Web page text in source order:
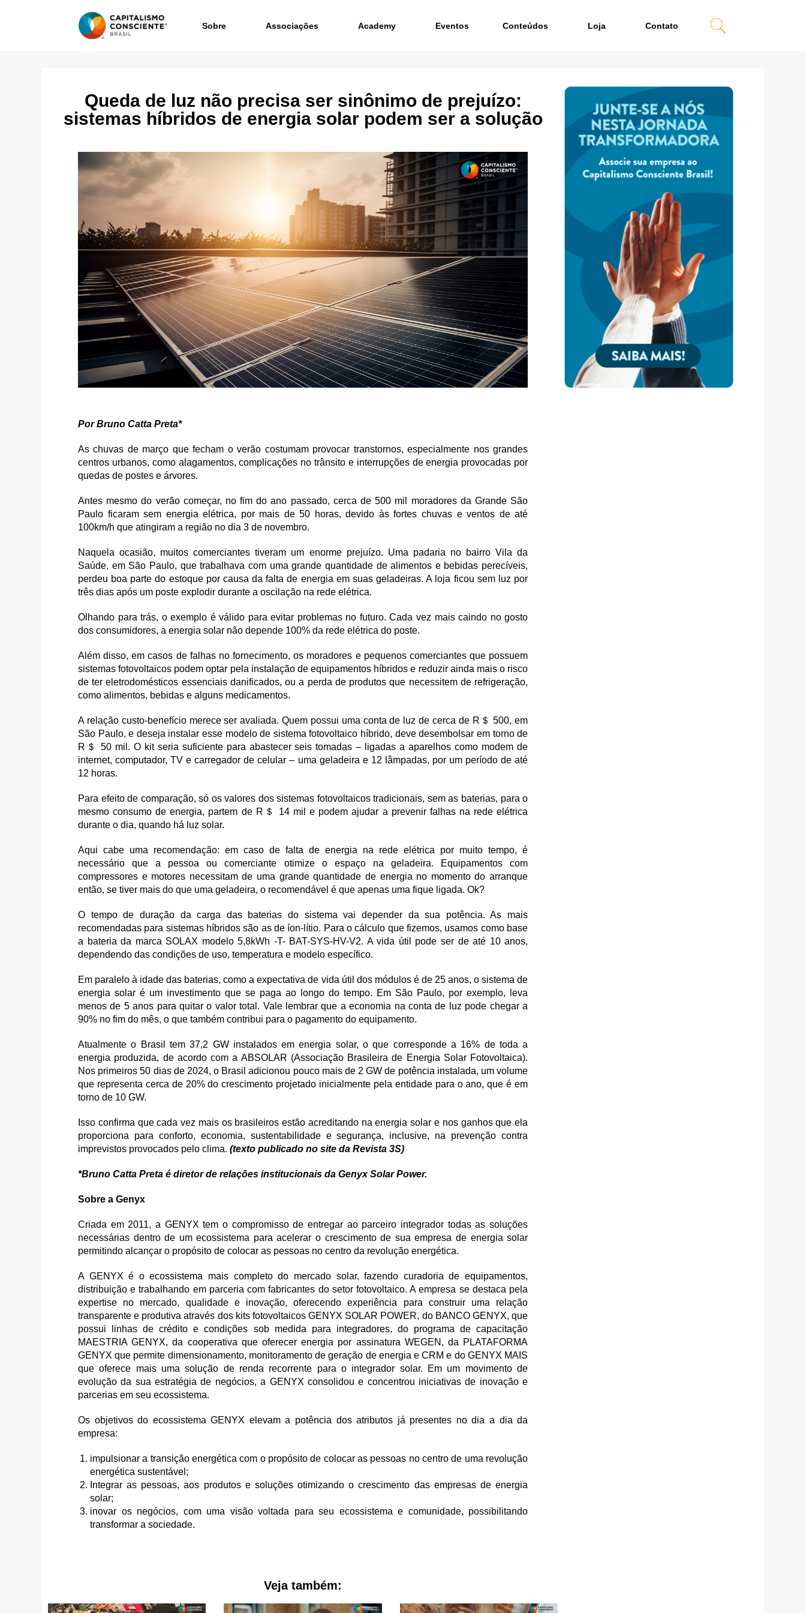
Sobre Associações Academy Eventos Conteúdos Loja Contato
Queda de luz não precisa ser sinônimo de prejuízo:
sistemas híbridos de energia solar podem ser a solução
Por Bruno Catta Preta*
As chuvas de março que fecham o verão costumam provocar transtornos, especialmente nos grandes
centros urbanos, como alagamentos, complicações no trânsito e interrupções de energia provocadas por
quedas de postes e árvores.
Antes mesmo do verão começar, no fim do ano passado, cerca de 500 mil moradores da Grande São
Paulo ficaram sem energia elétrica, por mais de 50 horas, devido às fortes chuvas e ventos de até
100km/h que atingiram a região no dia 3 de novembro.
Naquela ocasião, muitos comerciantes tiveram um enorme prejuízo. Uma padaria no bairro Vila da
Saúde, em São Paulo, que trabalhava com uma grande quantidade de alimentos e bebidas perecíveis,
perdeu boa parte do estoque por causa da falta de energia em suas geladeiras. A loja ficou sem luz por
três dias após um poste explodir durante a oscilação na rede elétrica.
Olhando para trás, o exemplo é válido para evitar problemas no futuro. Cada vez mais caindo no gosto
dos consumidores, a energia solar não depende 100% da rede elétrica do poste.
Além disso, em casos de falhas no fornecimento, os moradores e pequenos comerciantes que possuem
sistemas fotovoltaicos podem optar pela instalação de equipamentos híbridos e reduzir ainda mais o risco
de ter eletrodomésticos essenciais danificados, ou a perda de produtos que necessitem de refrigeração,
como alimentos, bebidas e alguns medicamentos.
A relação custo-benefício merece ser avaliada. Quem possui uma conta de luz de cerca de R＄ 500, em
São Paulo, e deseja instalar esse modelo de sistema fotovoltaico híbrido, deve desembolsar em torno de
R＄ 50 mil. O kit seria suficiente para abastecer seis tomadas – ligadas a aparelhos como modem de
internet, computador, TV e carregador de celular – uma geladeira e 12 lâmpadas, por um período de até
12 horas.
Para efeito de comparação, só os valores dos sistemas fotovoltaicos tradicionais, sem as baterias, para o
mesmo consumo de energia, partem de R＄ 14 mil e podem ajudar a prevenir falhas na rede elétrica
durante o dia, quando há luz solar.
Aqui cabe uma recomendação: em caso de falta de energia na rede elétrica por muito tempo, é
necessário que a pessoa ou comerciante otimize o espaço na geladeira. Equipamentos com
compressores e motores necessitam de uma grande quantidade de energia no momento do arranque
então, se tiver mais do que uma geladeira, o recomendável é que apenas uma fique ligada. Ok?
O tempo de duração da carga das baterias do sistema vai depender da sua potência. As mais
recomendadas para sistemas híbridos são as de íon-lítio. Para o cálculo que fizemos, usamos como base
a bateria da marca SOLAX modelo 5,8kWh -T- BAT-SYS-HV-V2. A vida útil pode ser de até 10 anos,
dependendo das condições de uso, temperatura e modelo específico.
Em paralelo à idade das baterias, como a expectativa de vida útil dos módulos é de 25 anos, o sistema de
energia solar é um investimento que se paga ao longo do tempo. Em São Paulo, por exemplo, leva
menos de 5 anos para quitar o valor total. Vale lembrar que a economia na conta de luz pode chegar a
90% no fim do mês, o que também contribui para o pagamento do equipamento.
Atualmente o Brasil tem 37,2 GW instalados em energia solar, o que corresponde a 16% de toda a
energia produzida, de acordo com a ABSOLAR (Associação Brasileira de Energia Solar Fotovoltaica).
Nos primeiros 50 dias de 2024, o Brasil adicionou pouco mais de 2 GW de potência instalada, um volume
que representa cerca de 20% do crescimento projetado inicialmente pela entidade para o ano, que é em
torno de 10 GW.
Isso confirma que cada vez mais os brasileiros estão acreditando na energia solar e nos ganhos que ela
proporciona para conforto, economia, sustentabilidade e segurança, inclusive, na prevenção contra
imprevistos provocados pelo clima. (texto publicado no site da Revista 3S)
*Bruno Catta Preta é diretor de relações institucionais da Genyx Solar Power.
Sobre a Genyx
Criada em 2011, a GENYX tem o compromisso de entregar ao parceiro integrador todas as soluções
necessárias dentro de um ecossistema para acelerar o crescimento de sua empresa de energia solar
permitindo alcançar o propósito de colocar as pessoas no centro da revolução energética.
A GENYX é o ecossistema mais completo do mercado solar, fazendo curadoria de equipamentos,
distribuição e trabalhando em parceria com fabricantes do setor fotovoltaico. A empresa se destaca pela
expertise no mercado, qualidade e inovação, oferecendo experiência para construir uma relação
transparente e produtiva através dos kits fotovoltaicos GENYX SOLAR POWER, do BANCO GENYX, que
possui linhas de crédito e condições sob medida para integradores, do programa de capacitação
MAESTRIA GENYX, da cooperativa que oferecer energia por assinatura WEGEN, da PLATAFORMA
GENYX que permite dimensionamento, monitoramento de geração de energia e CRM e do GENYX MAIS
que oferece mais uma solução de renda recorrente para o integrador solar. Em um movimento de
evolução da sua estratégia de negócios, a GENYX consolidou e concentrou iniciativas de inovação e
parcerias em seu ecossistema.
Os objetivos do ecossistema GENYX elevam a potência dos atributos já presentes no dia a dia da
empresa:
impulsionar a transição energética com o propósito de colocar as pessoas no centro de uma revolução
energética sustentável;
Integrar as pessoas, aos produtos e soluções otimizando o crescimento das empresas de energia
solar;
inovar os negócios, com uma visão voltada para seu ecossistema e comunidade, possibilitando
transformar a sociedade.
Veja também: